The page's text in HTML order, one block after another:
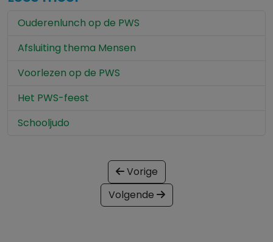
Ouderenlunch op de PWS
Afsluiting thema Mensen
Voorlezen op de PWS
Het PWS-feest
Schooljudo
Vorige
Volgende